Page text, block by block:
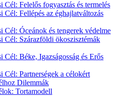
Cél: Felelős fogyasztás és termelés
Cél: Fellépés az éghajlatváltozás
Cél: Óceánok és tengerek védelme
Cél: Szárazföldi ökoszisztémák
Cél: Béke, Igazságosság és Erős
Cél: Partnerségek a célokért
Dilemmák
Tortamodell